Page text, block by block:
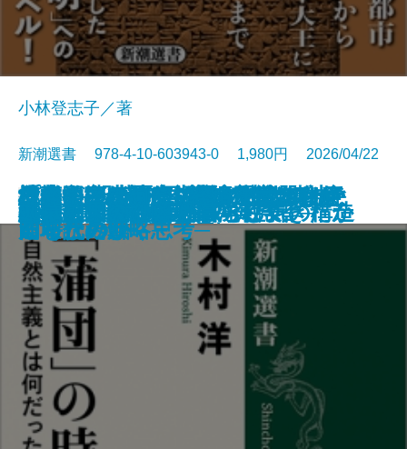
海軍士官たちの太平洋戦争
弁慶─創られた豪傑─
社会が壊れるその前に―メアリ・
ダグラスの人類学―
蕪村─「日常の美」の発見者─
日本人の精神II 「おのずから」
の歴史意識
日本人はなぜ家で靴を脱ぐのか─
土足禁止の精神史─
日本人の精神I 権威と空気の構造
日本──没落か再生か─時代精神と
アニマルスピリッツ─
日本史はいかに物語られてきたか
楔形文字が語る古代オリエント─
都市と文明の興亡史─
小林登志子／著
新潮選書 978-4-10-603943-0 1,980円 2026/04/22
書籍電子書籍あり
「蒲団」の時代─自然主義とは何
だったのか─
プーチンの歴史認識─隠された意
図を読み解く─
危機の三十年─冷戦後秩序はなぜ
崩壊したか─
私の明治時代史
私の幕末維新史
悪党たちのソ連帝国
百年の短歌
論争 大坂の陣
地経学とは何か─経済が武器化す
る時代の戦略思考─
90歳、男のひとり暮らし